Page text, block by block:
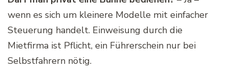
wenn es sich um kleinere Modelle mit einfacher
Steuerung handelt. Einweisung durch die
Mietfirma ist Pflicht, ein Führerschein nur bei
Selbstfahrern nötig.